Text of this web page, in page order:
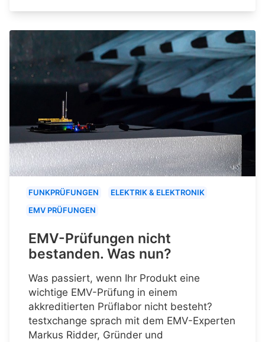
FUNKPRÜFUNGEN
ELEKTRIK & ELEKTRONIK
EMV PRÜFUNGEN
EMV-Prüfungen nicht
bestanden. Was nun?
Was passiert, wenn Ihr Produkt eine
wichtige EMV-Prüfung in einem
akkreditierten Prüflabor nicht besteht?
testxchange sprach mit dem EMV-Experten
Markus Ridder, Gründer und